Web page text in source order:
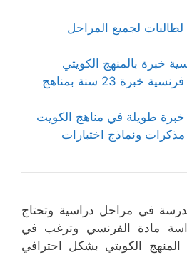
لجميع المراحل
خبرة بالمنهج الكويتي
مدرس أول لغة فرنسية خبرة 23 سنة بمناهج
طويلة في مناهج الكويت
ونماذج اختبارات
في مراحل دراسية وتحتاج
مادة الفرنسي وترغب في
الكويتي بشكل احترافي